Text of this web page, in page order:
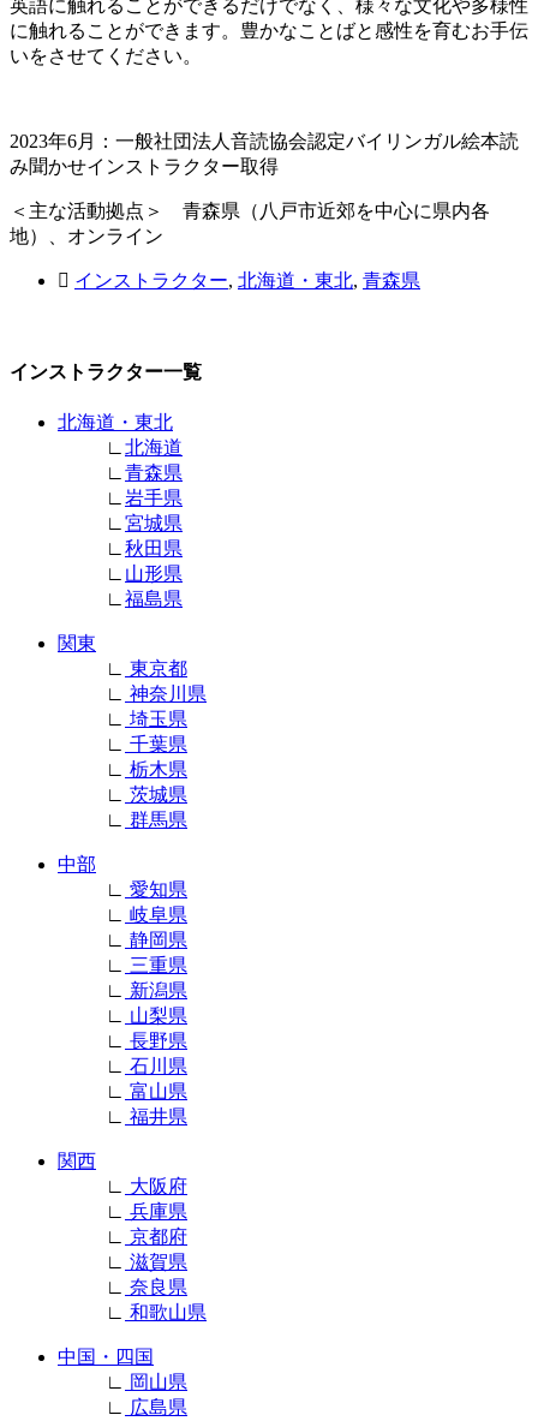
英語に触れることができるだけでなく、様々な文化や多様性
に触れることができます。豊かなことばと感性を育むお手伝
いをさせてください。
2023年6月：一般社団法人音読協会認定バイリンガル絵本読
み聞かせインストラクター取得
＜主な活動拠点＞ 青森県（八戸市近郊を中心に県内各
地）、オンライン
インストラクター, 北海道・東北, 青森県
インストラクター一覧
北海道・東北
∟ 北海道
∟ 青森県
∟ 岩手県
∟ 宮城県
∟ 秋田県
∟ 山形県
∟ 福島県
関東
∟
東京都
∟
神奈川県
∟
埼玉県
∟
千葉県
∟
栃木県
∟
茨城県
∟
群馬県
中部
∟
愛知県
∟
岐阜県
∟
静岡県
∟
三重県
∟
新潟県
∟
山梨県
∟
長野県
∟
石川県
∟
富山県
∟
福井県
関西
∟
大阪府
∟
兵庫県
∟
京都府
∟
滋賀県
∟
奈良県
∟
和歌山県
中国・四国
∟
岡山県
∟
広島県